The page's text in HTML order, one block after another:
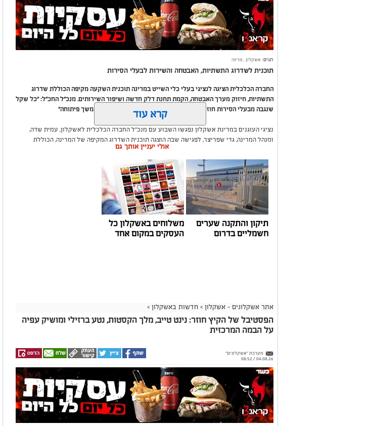
תגים: אשקלון, מרינה
תוכנית לשדרוג התשתיות, האבטחה והשירות לבעלי הסירות
החברה הכלכלית הציגה לנציגי בעלי כלי השייט במרינה תוכנית השקעה מקיפה הכוללת שדרוג
התשתיות, חיזוק מערך האבטחה, הקמת תחנת דלק חדשה ושיפור השירותים. מנכ"ל החכ"ל: "כל שקל
שנגבה מבעלי הסירות חוזר בחזרה אליהם באמצעות שיפור המרינה והמשך פיתוחה"
נציגי העוגנים במרינת אשקלון נפגשו השבוע עם מנכ"ל החברה הכלכלית לאשקלון, עמית שדה,
ומנהל המרינה, גדי שפריצר, לפגישה שבה הוצגה תוכנית השדרוג המקיפה של המרינה, הכוללת
השקעה בתשתיות, בביטחון, בשירותים ובפיתוח המקום לטובת ציבור בעלי הסירות.
במהלך הפגישה עודכנו נציגי העוגנים, אולס ירצין ואליסף סדון, כי לאחר שלוש שנים שבהן דמי
העגינה לא עודכנו, למרות מספר עדכונים שהתקיימו במרינות אחרות, עלייה בעלויות התפעול ומתוך
התחשבות בעוגנים בתקופת המלחמה ואי הוודאות, בוצעו עדכונים מינוריים בתעריפי העגינה. עוד
הודגש כי גם לאחר העדכון תמשיך מרינת אשקלון להיות המרינה בעלת דמי העגינה ההוגנים
בישראל, כשההכנסות ישמשו להשקעה חוזרת במרינה, בשיפור התשתיות ובהרחבת השירותים
לרווחת בעלי כלי השייט.
קרא עוד
אולי יעניין אותך גם
תיקון והתקנה שערים
חשמליים בדרום
משלוחים באשקלון כל
העסקים במקום אחד
אתר אשקלונים - אשקלון > חדשות באשקלון >
הפסטיבל של הקיץ חוזר: נינט טייב, מלך הקסטות, נטע ברזילי ומושיק עפיה
על הבמה המרכזית
מערכת "אשקלונים"
04.08.26 / 08:52